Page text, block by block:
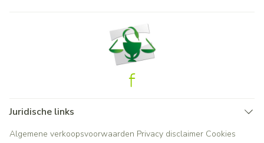
Juridische links
Algemene verkoopsvoorwaarden Privacy disclaimer Cookies